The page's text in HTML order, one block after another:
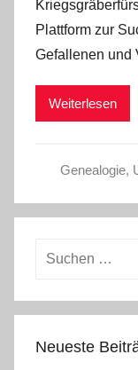
Plattform zur
Gefallenen und
Weiterlesen
Genealogie,
Suchen
Neueste